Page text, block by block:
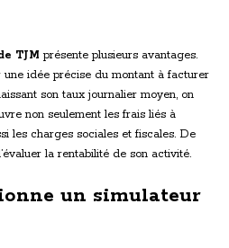
TJM présente plusieurs avantages.
une idée précise du montant à facturer
son taux journalier moyen, on
non seulement les frais liés à
les charges sociales et fiscales. De
la rentabilité de son activité.
un simulateur